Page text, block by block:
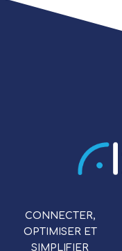
CONNECTER,
OPTIMISER ET
SIMPLIFIER